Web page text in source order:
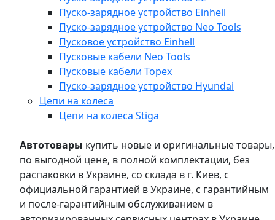
Пуско-зарядное устройство Einhell
Пуско-зарядное устройство Neo Tools
Пусковое устройство Einhell
Пусковые кабели Neo Tools
Пусковые кабели Topex
Пуско-зарядное устройство Hyundai
Цепи на колеса
Цепи на колеса Stiga
Автотовары купить новые и оригинальные товары,
по выгодной цене, в полной комплектации, без
распаковки в Украине, со склада в г. Киев, с
официальной гарантией в Украине, с гарантийным
и после-гарантийным обслуживанием в